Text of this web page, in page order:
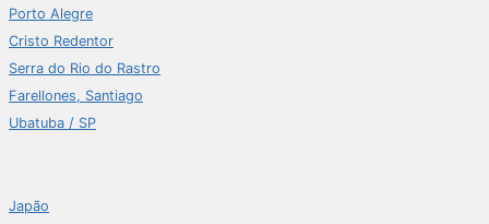
Porto Alegre
Cristo Redentor
Serra do Rio do Rastro
Farellones, Santiago
Ubatuba / SP
Japão